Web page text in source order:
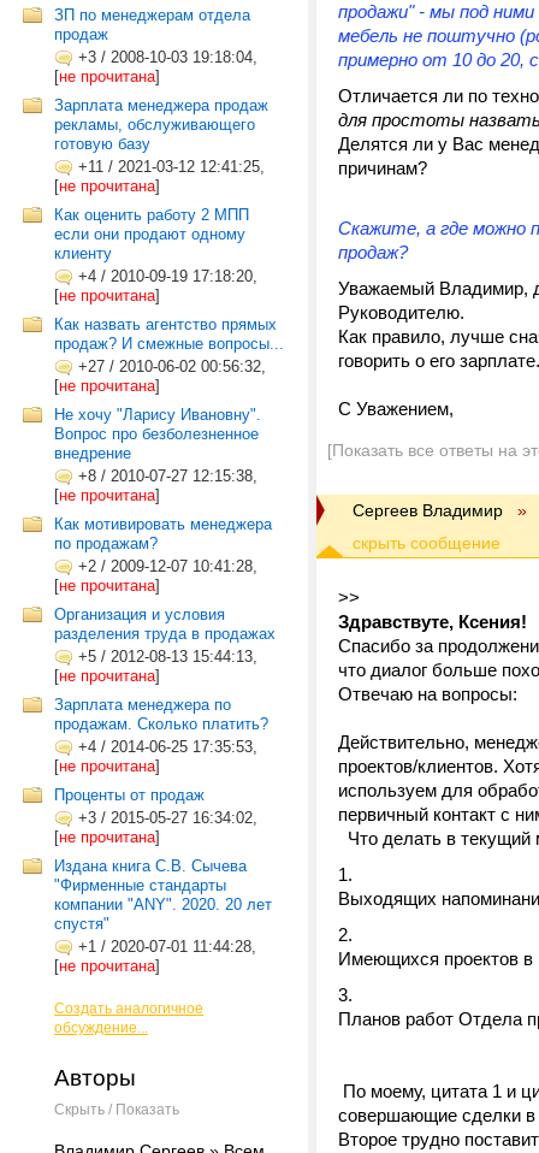
ЗП по менеджерам отдела
продаж
+3 / 2008-10-03 19:18:04,
[не прочитана]
Зарплата менеджера продаж
рекламы, обслуживающего
готовую базу
+11 / 2021-03-12 12:41:25,
[не прочитана]
Как оценить работу 2 МПП
если они продают одному
клиенту
+4 / 2010-09-19 17:18:20,
[не прочитана]
Как назвать агентство прямых
продаж? И смежные вопросы...
+27 / 2010-06-02 00:56:32,
[не прочитана]
Не хочу "Ларису Ивановну".
Вопрос про безболезненное
внедрение
+8 / 2010-07-27 12:15:38,
[не прочитана]
Как мотивировать менеджера
по продажам?
+2 / 2009-12-07 10:41:28,
[не прочитана]
Организация и условия
разделения труда в продажах
+5 / 2012-08-13 15:44:13,
[не прочитана]
Зарплата менеджера по
продажам. Сколько платить?
+4 / 2014-06-25 17:35:53,
[не прочитана]
Проценты от продаж
+3 / 2015-05-27 16:34:02,
[не прочитана]
Издана книга С.В. Сычева
"Фирменные стандарты
компании "ANY". 2020. 20 лет
спустя"
+1 / 2020-07-01 11:44:28,
[не прочитана]
Создать аналогичное
обсуждение...
Авторы
Скрыть / Показать
продажи" - мы под
мебель не поштучно
примерно от 10 до
Отличается ли по
для простоты
Делятся ли у Вас
причинам?
Скажите, а где можно
продаж?
Уважаемый Владимир,
Руководителю.
Как правило, лучше
говорить о его зарплате.
С Уважением,
[Показать все ответы на
Сергеев Владимир »
>>
Здравствуте, Ксения!
Спасибо за
что диалог больше
Отвечаю на вопросы:
Действительно,
проектов/клиентов.
используем для
первичный контакт с
Что делать в
Выходящих
Имеющихся проектов в
Планов работ Отдела
По моему, цитата 1 и
совершающие сделки в
Второе трудно